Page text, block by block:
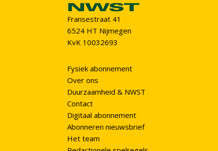
Fransestraat 41
6524 HT Nijmegen
KvK 10032693
Fysiek abonnement
Over ons
Duurzaamheid & NWST
Contact
Digitaal abonnement
Abonneren nieuwsbrief
Het team